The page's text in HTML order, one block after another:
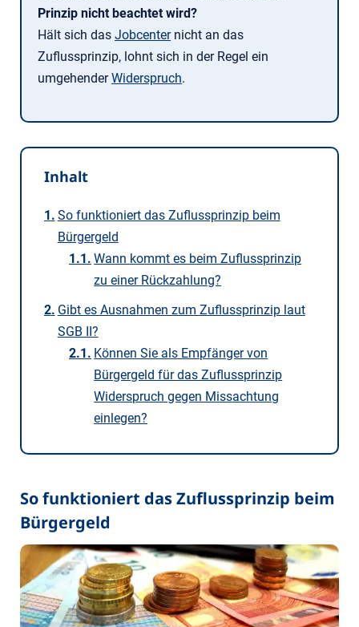
Prinzip nicht beachtet wird?
Hält sich das Jobcenternicht an das
Zuflussprinzip, lohnt sich in der Regel ein
umgehenderWiderspruch.
Inhalt
So funktioniert das Zuflussprinzip beim
Bürgergeld
Wann kommt es beim Zuflussprinzip
zu einer Rückzahlung?
Gibt es Ausnahmen zum Zuflussprinzip laut
SGB II?
Können Sie als Empfänger von
Bürgergeld für das Zuflussprinzip
Widerspruch gegen Missachtung
einlegen?
So funktioniert das Zuflussprinzip beim
Bürgergeld